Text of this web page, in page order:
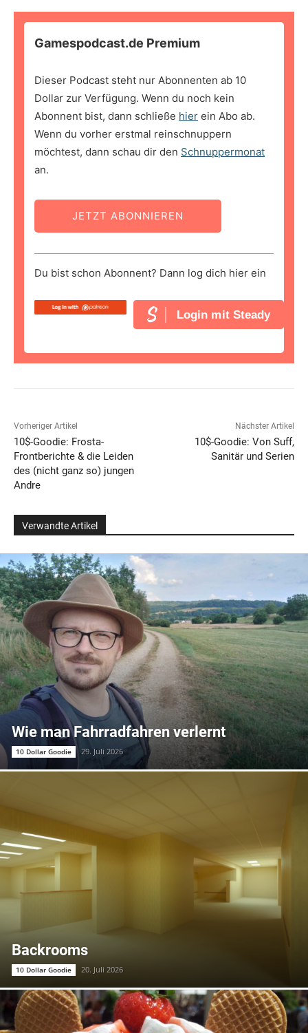
Gamespodcast.de Premium
Dieser Podcast steht nur Abonnenten ab 10
Dollar zur Verfügung. Wenn du noch kein
Abonnent bist, dann schließe hier ein Abo ab.
Wenn du vorher erstmal reinschnuppern
möchtest, dann schau dir den Schnuppermonat
an.
JETZT ABONNIEREN
Du bist schon Abonnent? Dann log dich hier ein
Login mit Steady
Vorheriger Artikel
10$-Goodie: Frosta-
Frontberichte & die Leiden
des (nicht ganz so) jungen
Andre
Nächster Artikel
10$-Goodie: Von Suff,
Sanitär und Serien
Verwandte Artikel
Wie man Fahrradfahren verlernt
10 Dollar Goodie 29. Juli 2026
Backrooms
10 Dollar Goodie 20. Juli 2026